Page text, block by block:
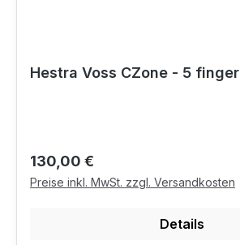
Hestra Voss CZone - 5 finger
Regulärer Preis:
130,00 €
Preise inkl. MwSt. zzgl. Versandkosten
Details